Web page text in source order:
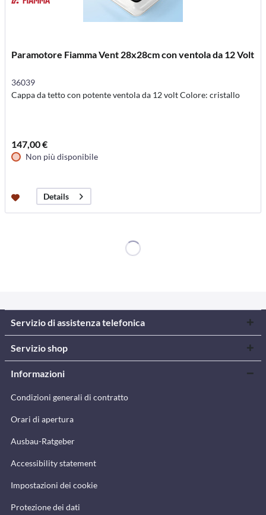
Paramotore Fiamma Vent 28x28cm con ventola da 12 Volt
36039
Cappa da tetto con potente ventola da 12 volt Colore: cristallo
147,00 €
Non più disponibile
Details
Servizio di assistenza telefonica
Servizio shop
Informazioni
Condizioni generali di contratto
Orari di apertura
Ausbau-Ratgeber
Accessibility statement
Impostazioni dei cookie
Protezione dei dati